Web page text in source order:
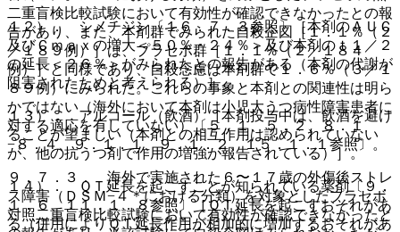
二重盲検比較試験において有効性が確認できなかったとの報
告があり、また、本剤群でみられた自殺企図［１．１％（２
／１８９例）］は、プラセボ群［１．１％（２／１８４
例）］と同様であり、自殺念慮は本剤群で１．６％（３／１
８９例）にみられた。これらの事象と本剤との関連性は明ら
かではない（海外において本剤は小児大うつ病性障害患者に
対する適応を有していない）〔５．１、５．２、８．１
−８．４、９．１．１、９．１．２、１５．１．１参照〕。
９．７．３． 海外で実施された６〜１７歳の外傷後ストレ
ス障害（ＤＳＭ−４＊における分類）を対象としたプラセボ
対照二重盲検比較試験において有効性が確認できなかったと
１２）． シメチジン〔１６．７．３参照〕［本剤のＡＵＣ
及びＣｍａｘの増大＜５０％・２４％＞及び本剤のｔ１／２
の延長＜２６％＞がみられたとの報告がある（本剤の代謝が
阻害されたためと考えられる）］。
１３）． アルコール（飲酒）［本剤投与中は、飲酒を避け
ることが望ましい（本剤との相互作用は認められていない
が、他の抗うつ剤で作用の増強が報告されている）］。
１４）． ＱＴ延長を起こすことが知られている薬剤〔９．
１．６、１１．１．８参照〕［ＱＴ延長を起こすおそれがあ
る（併用によりＱＴ延長作用が相加的に増加するおそれがあ